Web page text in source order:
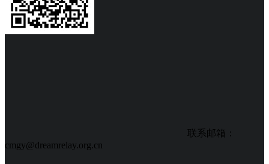
联系邮箱：
cmgy@dreamrelay.org.cn